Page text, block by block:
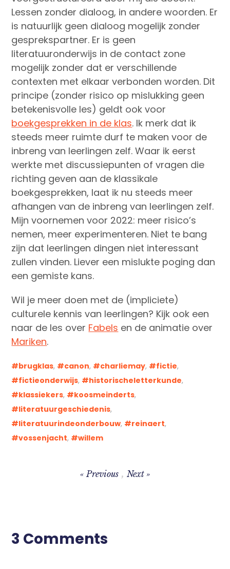
Lessen zonder dialoog, in andere woorden. Er
is natuurlijk geen dialoog mogelijk zonder
gesprekspartner. Er is geen
literatuuronderwijs in de contact zone
mogelijk zonder dat er verschillende
contexten met elkaar verbonden worden. Dit
principe (zonder risico op mislukking geen
betekenisvolle les) geldt ook voor
boekgesprekken in de klas. Ik merk dat ik
steeds meer ruimte durf te maken voor de
inbreng van leerlingen zelf. Waar ik eerst
werkte met discussiepunten of vragen die
richting geven aan de klassikale
boekgesprekken, laat ik nu steeds meer
afhangen van de inbreng van leerlingen zelf.
Mijn voornemen voor 2022: meer risico’s
nemen, meer experimenteren. Niet te bang
zijn dat leerlingen dingen niet interessant
zullen vinden. Liever een mislukte poging dan
een gemiste kans.
Wil je meer doen met de (impliciete)
culturele kennis van leerlingen? Kijk ook een
naar de les over Fabels en de animatie over
Mariken.
brugklas, canon, charliemay, fictie,
fictieonderwijs, historischeletterkunde,
klassiekers, koosmeinderts,
literatuurgeschiedenis,
literatuurindeonderbouw, reinaert,
vossenjacht, willem
Previous Next
3 Comments